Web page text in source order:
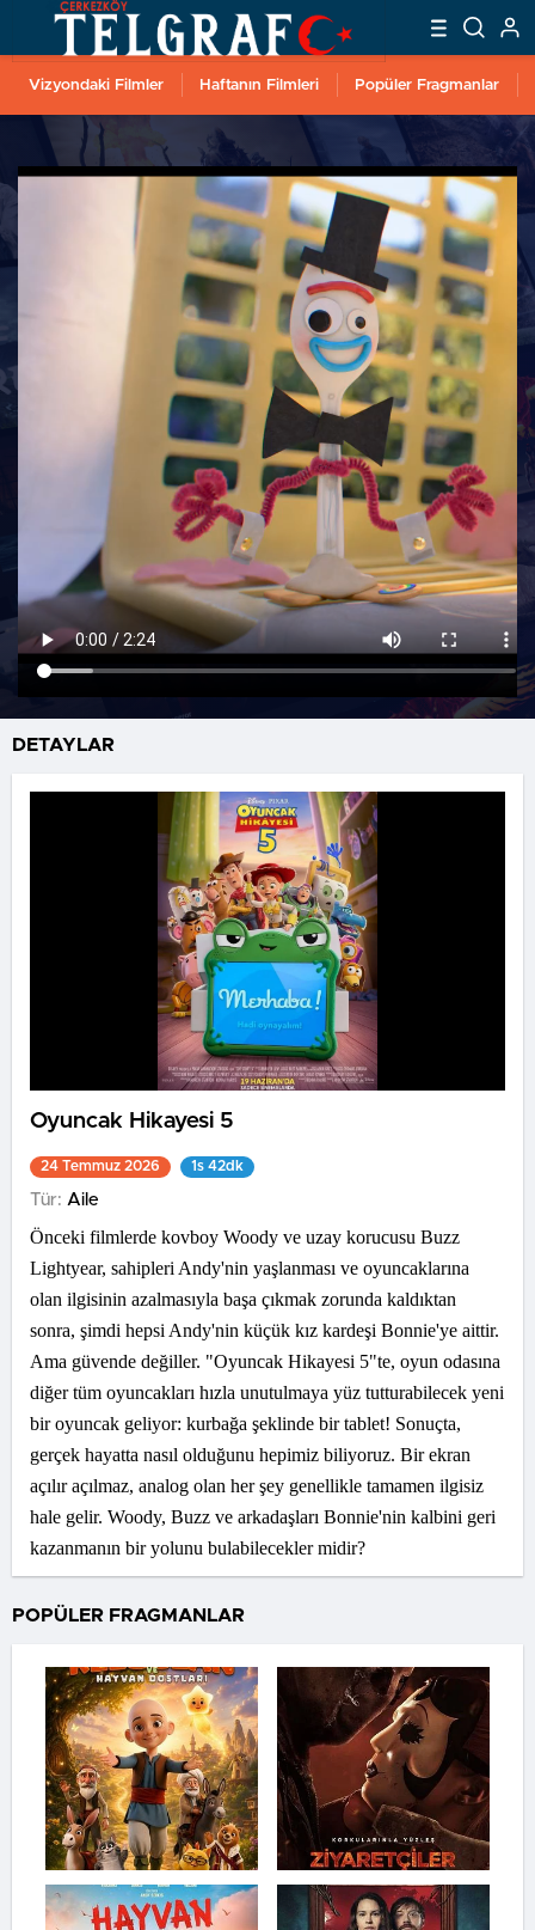
Vizyondaki Filmler Haftanın Filmleri Popüler Fragmanlar
DETAYLAR
Oyuncak Hikayesi 5
24 Temmuz 2026 1s 42dk
Tür: Aile
Önceki filmlerde kovboy Woody ve uzay korucusu Buzz
Lightyear, sahipleri Andy'nin yaşlanması ve oyuncaklarına
olan ilgisinin azalmasıyla başa çıkmak zorunda kaldıktan
sonra, şimdi hepsi Andy'nin küçük kız kardeşi Bonnie'ye aittir.
Ama güvende değiller. "Oyuncak Hikayesi 5"te, oyun odasına
diğer tüm oyuncakları hızla unutulmaya yüz tutturabilecek yeni
bir oyuncak geliyor: kurbağa şeklinde bir tablet! Sonuçta,
gerçek hayatta nasıl olduğunu hepimiz biliyoruz. Bir ekran
açılır açılmaz, analog olan her şey genellikle tamamen ilgisiz
hale gelir. Woody, Buzz ve arkadaşları Bonnie'nin kalbini geri
kazanmanın bir yolunu bulabilecekler midir?
POPÜLER FRAGMANLAR